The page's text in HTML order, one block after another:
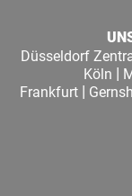
Düsseldorf
Köln |
Frankfurt |